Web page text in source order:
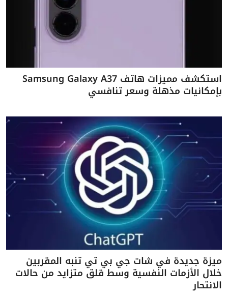
استكشف مميزات هاتف Samsung Galaxy A37
بإمكانيات مذهلة وسعر تنافسي
ميزة جديدة في شات جي بي تي تنبه المقربين
خلال الأزمات النفسية وسط قلق متزايد من حالات
الانتحار